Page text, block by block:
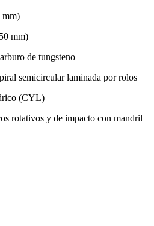
mm)
mm)
de tungsteno
semicircular laminada por rolos
(CYL)
rotativos y de impacto con mandril